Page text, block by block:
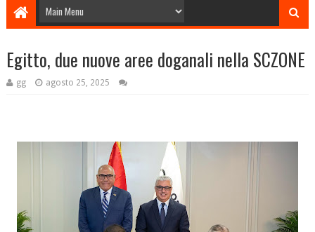
Egitto, due nuove aree doganali nella SCZONE
gg agosto 25, 2025